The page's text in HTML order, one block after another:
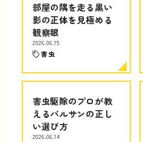
部屋の隅を走る黒い
影の正体を見極める
観察眼
2026.06.15
害虫
害虫駆除のプロが教
えるバルサンの正し
い選び方
2026.06.14